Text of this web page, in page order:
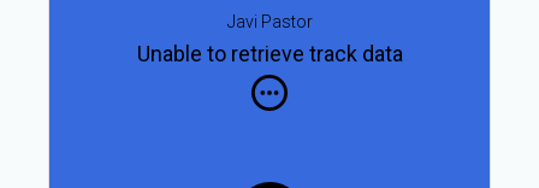
Javi Pastor
Unable to retrieve track data